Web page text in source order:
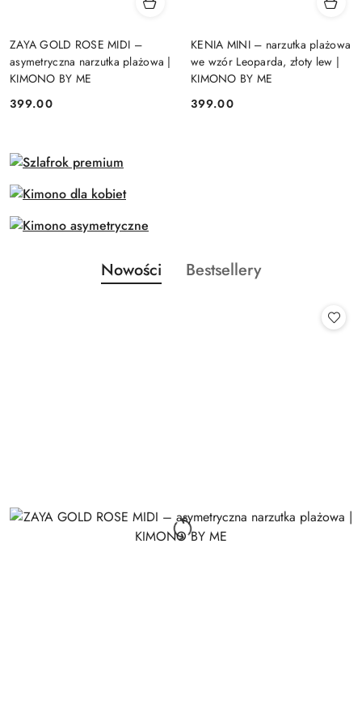
ZAYA GOLD ROSE MIDI –
asymetryczna narzutka plażowa |
KIMONO BY ME
Cena:
399.00
KENIA MINI – narzutka plażowa
we wzór Leoparda, złoty lew |
KIMONO BY ME
Cena:
399.00
Pomiń karuzelę produktów
Produkty
o
Nowości
Produkty
Bestsellery